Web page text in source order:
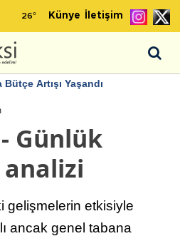
26° Künye İletişim
Artışı Yaşandı
Günlük
gelişmelerin etkisiyle
ancak genel tabana